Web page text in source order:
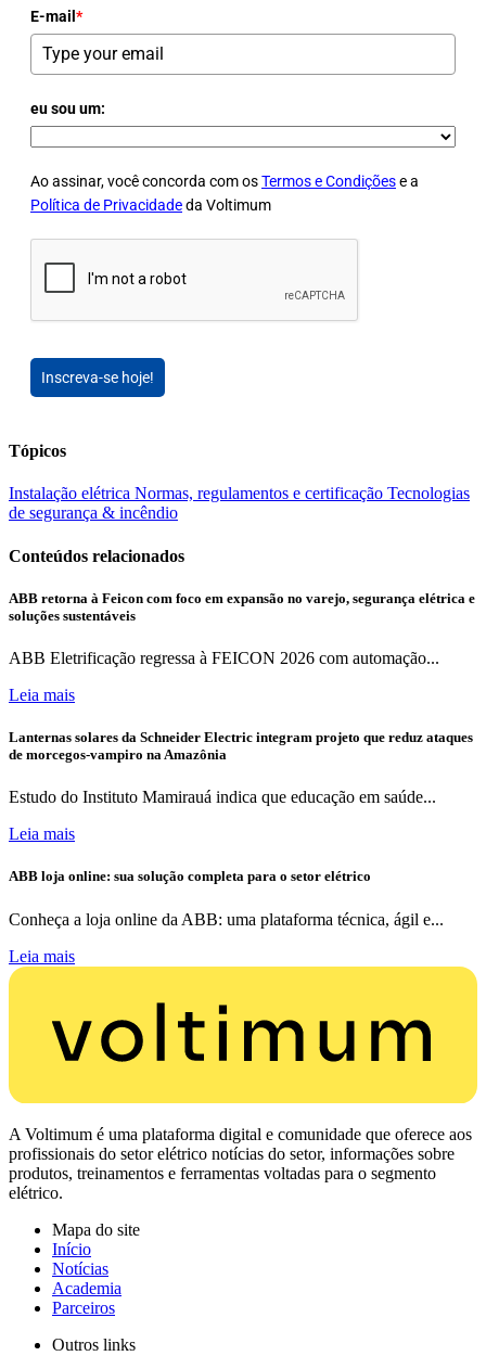
E-mail *
eu sou um:
Ao assinar, você concorda com osTermos e Condiçõese a
Política de Privacidadeda Voltimum
Inscreva-se hoje!
Tópicos
Instalação elétrica Normas, regulamentos e certificação Tecnologias
de segurança & incêndio
Conteúdos relacionados
ABB retorna à Feicon com foco em expansão no varejo, segurança elétrica e
soluções sustentáveis
ABB Eletrificação regressa à FEICON 2026 com automação...
Leia mais
Lanternas solares da Schneider Electric integram projeto que reduz ataques
de morcegos-vampiro na Amazônia
Estudo do Instituto Mamirauá indica que educação em saúde...
Leia mais
ABB loja online: sua solução completa para o setor elétrico
Conheça a loja online da ABB: uma plataforma técnica, ágil e...
Leia mais
A Voltimum é uma plataforma digital e comunidade que oferece aos
profissionais do setor elétrico notícias do setor, informações sobre
produtos, treinamentos e ferramentas voltadas para o segmento
elétrico.
Mapa do site
Início
Notícias
Academia
Parceiros
Outros links